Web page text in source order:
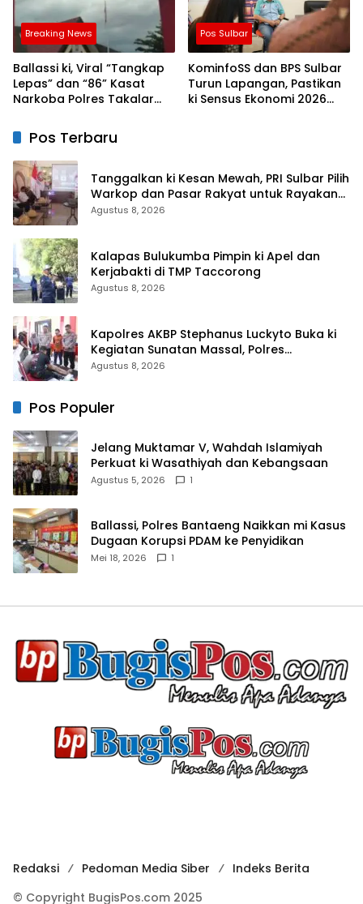
Breaking News
Ballassi ki, Viral “Tangkap
Lepas” dan “86” Kasat
Narkoba Polres Takalar
Pos Sulbar
KominfoSS dan BPS Sulbar
Turun Lapangan, Pastikan
ki Sensus Ekonomi 2026
Pos Terbaru
Tanggalkan ki Kesan Mewah, PRI Sulbar Pilih
Warkop dan Pasar Rakyat untuk Rayakan
HUT Ke-1
Agustus 8, 2026
Kalapas Bulukumba Pimpin ki Apel dan
Kerjabakti di TMP Taccorong
Agustus 8, 2026
Kapolres AKBP Stephanus Luckyto Buka ki
Kegiatan Sunatan Massal, Polres
Bulukumba Kerjasama dengan Pemuda
Agustus 8, 2026
Pos Populer
Jelang Muktamar V, Wahdah Islamiyah
Perkuat ki Wasathiyah dan Kebangsaan
Agustus 5, 2026 1
Ballassi, Polres Bantaeng Naikkan mi Kasus
Dugaan Korupsi PDAM ke Penyidikan
Mei 18, 2026 1
Redaksi Pedoman Media Siber
Indeks Berita
© Copyright BugisPos.com 2025